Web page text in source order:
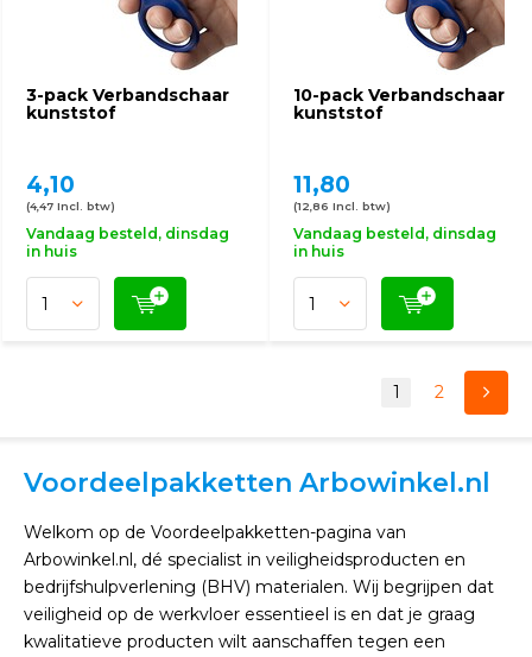
3-pack Verbandschaar
kunststof
4,10
(4,47 Incl. btw)
Vandaag besteld, dinsdag
in huis
10-pack Verbandschaar
kunststof
11,80
(12,86 Incl. btw)
Vandaag besteld, dinsdag
in huis
1 2
Voordeelpakketten Arbowinkel.nl
Welkom op de Voordeelpakketten-pagina van
Arbowinkel.nl, dé specialist in veiligheidsproducten en
bedrijfshulpverlening (BHV) materialen. Wij begrijpen dat
veiligheid op de werkvloer essentieel is en dat je graag
kwalitatieve producten wilt aanschaffen tegen een